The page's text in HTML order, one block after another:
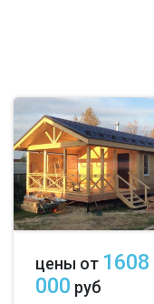
цены от 1608
000 руб